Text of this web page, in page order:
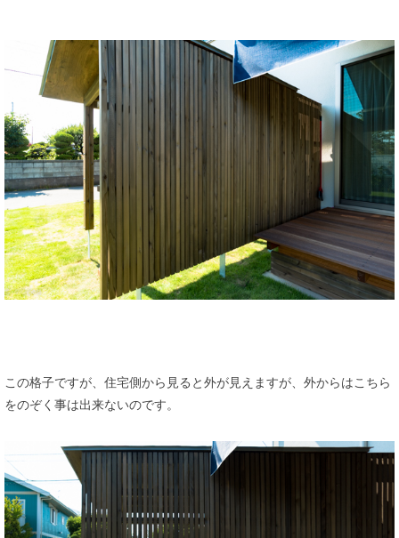
この格子ですが、住宅側から見ると外が見えますが、外からはこちら
をのぞく事は出来ないのです。